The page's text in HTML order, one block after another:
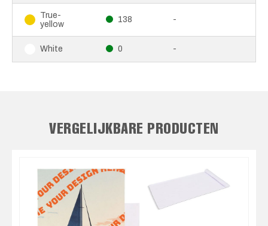
True-
yellow
138 -
White 0 -
VERGELIJKBARE PRODUCTEN